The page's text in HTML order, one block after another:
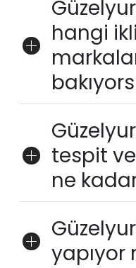
hangi
tespit
ne
yapıyor